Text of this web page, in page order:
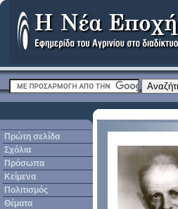
Πρώτη σελίδα
Σχόλια
Πρόσωπα
Κείμενα
Πολιτισμός
Θέματα